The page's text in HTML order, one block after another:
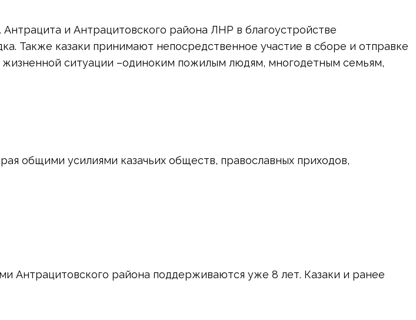
и Антрацитовского района ЛНР в благоустройстве
Также казаки принимают непосредственное участие в сборе и отправке
ситуации –одиноким пожилым людям, многодетным семьям,
общими усилиями казачьих обществ, православных приходов,
Антрацитовского района поддерживаются уже 8 лет. Казаки и ранее